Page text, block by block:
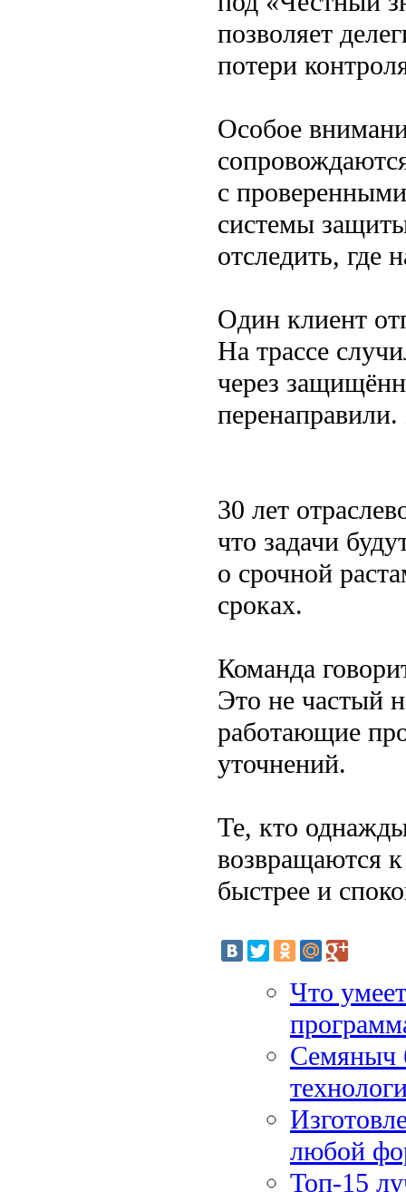
позволяет
потери
Особое
с
системы
отследить, где
Один клиент
На трассе
через
перенаправили.
30 лет
что задачи
о срочной
сроках.
Команда
Это не частый
работающие
уточнений.
Те, кто
возвращаются
быстрее и
Что
Семяныч
любой
Топ-15